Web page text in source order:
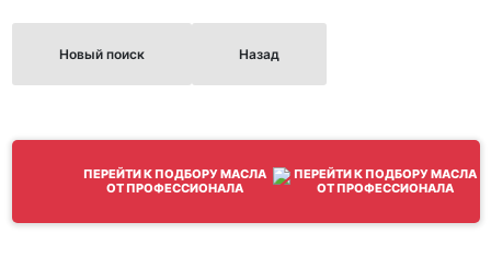
Новый поиск Назад
ПЕРЕЙТИ К ПОДБОРУ МАСЛА
ОТ ПРОФЕССИОНАЛА